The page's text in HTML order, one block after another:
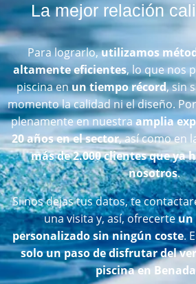
La mejor relación
Para lograrlo,utilizamos
altamente eficientes, lo que nos
piscina en un tiempo récord, sin
momento la calidad ni el diseño.
plenamente en nuestraamplia
20 años en el sector, así como en
más de 2.000 clientes que ya
nosotros.
Si nos dejas tus datos, te
una visita y, así, ofrecerteun
personalizado sin ningún coste.
solo un paso de disfrutar del
piscina en